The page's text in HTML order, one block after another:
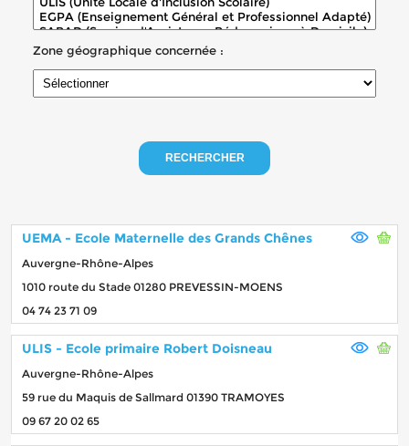
Zone géographique concernée :
RECHERCHER
UEMA - Ecole Maternelle des Grands Chênes
Auvergne-Rhône-Alpes
1010 route du Stade 01280 PREVESSIN-MOENS
04 74 23 71 09
ULIS - Ecole primaire Robert Doisneau
Auvergne-Rhône-Alpes
59 rue du Maquis de Sallmard 01390 TRAMOYES
09 67 20 02 65